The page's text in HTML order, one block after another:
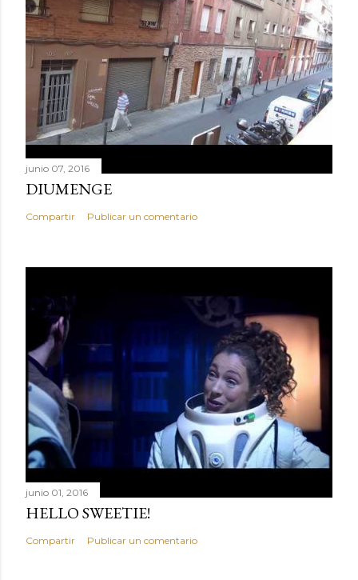
junio 07, 2016
DIUMENGE
Compartir Publicar un comentario
junio 01, 2016
HELLO SWEETIE!
Compartir Publicar un comentario